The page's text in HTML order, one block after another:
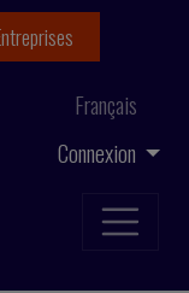
Connexion
Français